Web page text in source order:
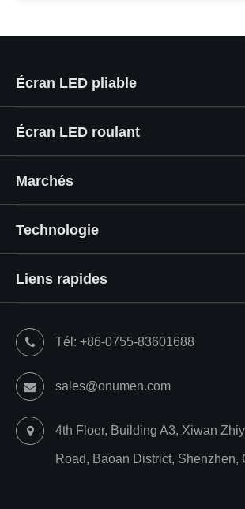
Écran LED pliable
Écran LED roulant
Marchés
Technologie
Liens rapides
Tél: +86-0755-83601688
sales@onumen.com
4th Floor, Building A3, Xiwan
Road, Baoan District, Shenzhen,